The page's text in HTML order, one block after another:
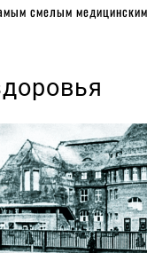
смелым